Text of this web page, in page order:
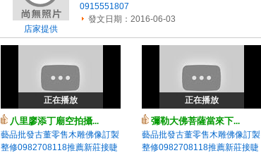
店家提供
0915551807
發文日期：2016-06-03
正在播放
八里廖添丁廟空拍攝...
藝品批發古董零售木雕佛像訂製
整修0982708118推薦新莊接睫
正在播放
彌勒大佛菩薩當來下...
藝品批發古董零售木雕佛像訂製
整修0982708118推薦新莊接睫